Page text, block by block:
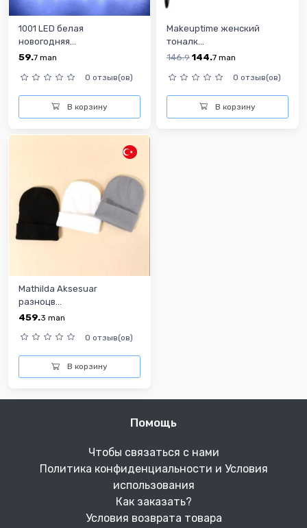
1001 LED белая
новогодняя...
59.7 man
0 отзыв(ов)
В корзину
Makeuptime женский
тоналк...
146.9 144.7 man
0 отзыв(ов)
В корзину
Mathilda Aksesuar
разноцв...
459.3 man
0 отзыв(ов)
В корзину
Помощь
Чтобы связаться с нами
Политика конфиденциальности и Условия
использования
Как заказать?
Условия возврата товара